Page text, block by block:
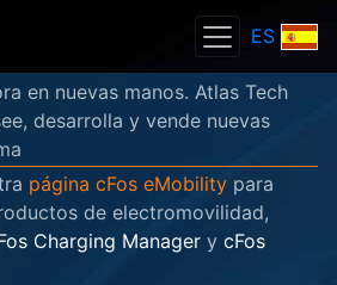
ES
en nuevas manos. Atlas Tech
desarrolla y vende nuevas
página cFos eMobility para
de electromovilidad,
Charging Manager y cFos